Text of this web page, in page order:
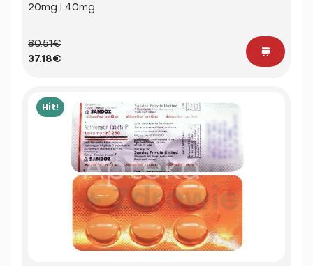
20mg | 40mg
80.51€
37.18€
Hit!